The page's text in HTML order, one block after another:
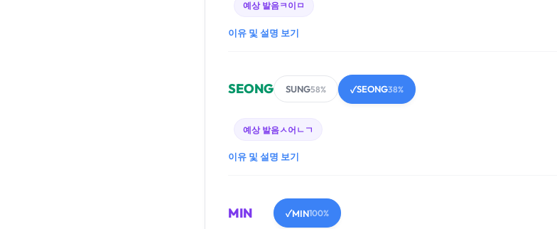
예상 발음ㅋ이ㅁ
이유 및 설명 보기
SEONG SUNG58% ✓SEONG38%
예상 발음ㅅ어ㄴㄱ
이유 및 설명 보기
MIN ✓MIN100%